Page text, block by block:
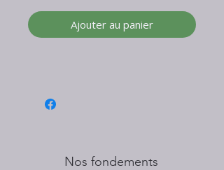
Ajouter au panier
Nos fondements